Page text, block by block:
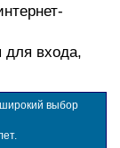
для входа,
выбор